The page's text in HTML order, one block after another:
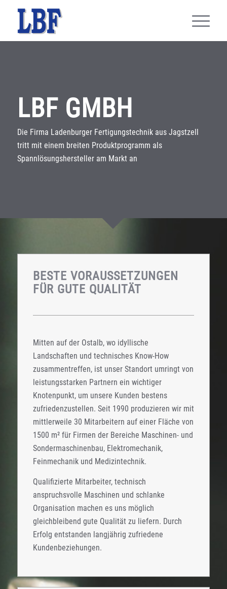
LBF GMBH
Die Firma Ladenburger Fertigungstechnik aus Jagstzell
tritt mit einem breiten Produktprogramm als
Spannlösungshersteller am Markt an
BESTE VORAUSSETZUNGEN
FÜR GUTE QUALITÄT
Mitten auf der Ostalb, wo idyllische
Landschaften und technisches Know-How
zusammentreffen, ist unser Standort umringt von
leistungsstarken Partnern ein wichtiger
Knotenpunkt, um unsere Kunden bestens
zufriedenzustellen. Seit 1990 produzieren wir mit
mittlerweile 30 Mitarbeitern auf einer Fläche von
1500 m² für Firmen der Bereiche Maschinen- und
Sondermaschinenbau, Elektromechanik,
Feinmechanik und Medizintechnik.
Qualifizierte Mitarbeiter, technisch
anspruchsvolle Maschinen und schlanke
Organisation machen es uns möglich
gleichbleibend gute Qualität zu liefern. Durch
Erfolg entstanden langjährig zufriedene
Kundenbeziehungen.